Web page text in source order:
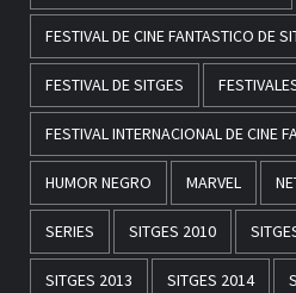
FESTIVAL DE CINE FANTASTICO DE
FESTIVAL DE SITGES
FESTIVAL INTERNACIONAL DE CINE
HUMOR NEGRO MARVEL
SERIES SITGES 2010
SITGES 2013 SITGES 2014